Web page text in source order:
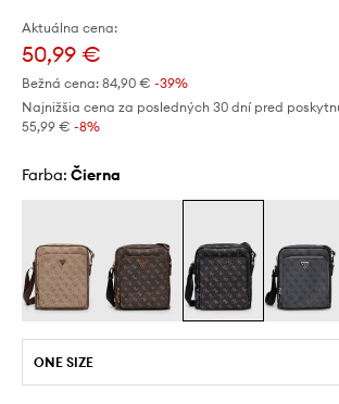
Aktuálna cena:
50,99 €
Bežná cena: 84,90 € -39%
Najnižšia cena za posledných 30 dní pred
55,99 € -8%
Farba: čierna
ONE SIZE